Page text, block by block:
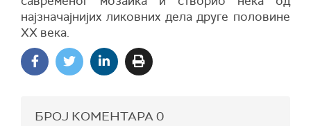
најзначајнијих ликовних дела друге половине
XX века.
БРОЈ КОМЕНТАРА0